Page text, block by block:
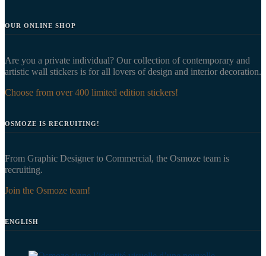
OUR ONLINE SHOP
Are you a private individual? Our collection of contemporary and
artistic wall stickers is for all lovers of design and interior decoration.
Choose from over 400 limited edition stickers!
OSMOZE IS RECRUITING!
From Graphic Designer to Commercial, the Osmoze team is
recruiting.
Join the Osmoze team!
ENGLISH